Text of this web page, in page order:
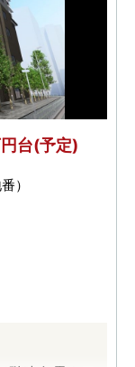
台(予定)
）